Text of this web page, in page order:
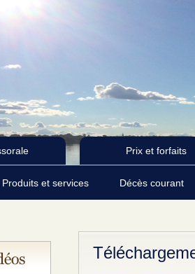
Prix et forfaits
Produits et services Décès courant